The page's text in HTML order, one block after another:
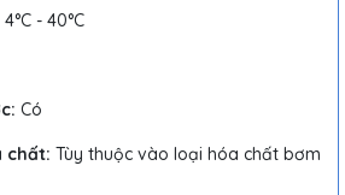
4°C - 40°C
Có
chất: Tùy thuộc vào loại hóa chất bơm